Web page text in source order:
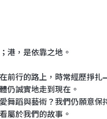
港，是依靠之地。
前行的路上，時常經歷掙
仍誠實地走到現在。
舞蹈與藝術？我們仍願意保
屬於我們的故事。